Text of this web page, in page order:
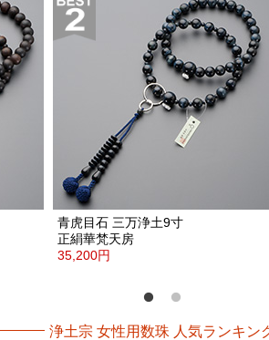
青虎目石 三万浄土9寸
正絹華梵天房
35,200円
浄土宗 女性用数珠 人気ランキン